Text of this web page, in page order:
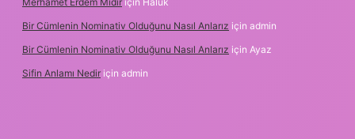
Bir Cümlenin Nominativ Olduğunu Nasıl Anlarız için admin
Bir Cümlenin Nominativ Olduğunu Nasıl Anlarız için Ayaz
Sifin Anlamı Nedir için admin